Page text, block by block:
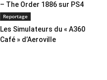
– The Order 1886 sur PS4
Reportage
Les Simulateurs du « A360
Café » d’Aeroville